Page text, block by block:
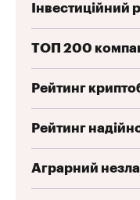
Інвестиційний
ТОП 200
Рейтинг
Рейтинг
Аграрний